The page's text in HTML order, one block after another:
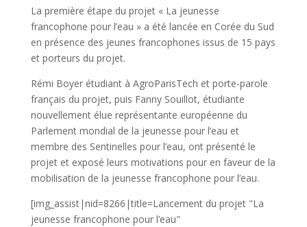
La première étape du projet « La jeunesse
francophone pour l’eau » a été lancée en Corée du Sud
en présence des jeunes francophones issus de 15 pays
et porteurs du projet.
Rémi Boyer étudiant à AgroParisTech et porte-parole
français du projet, puis Fanny Souillot, étudiante
nouvellement élue représentante européenne du
Parlement mondial de la jeunesse pour l’eau et
membre des Sentinelles pour l’eau, ont présenté le
projet et exposé leurs motivations pour en faveur de la
mobilisation de la jeunesse francophone pour l’eau.
[img_assist|nid=8266|title=Lancement du projet "La
jeunesse francophone pour l’eau"